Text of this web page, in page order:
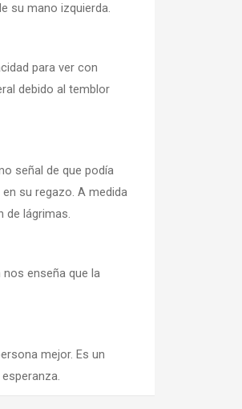
su mano izquierda.
para ver con
debido al temblor
señal de que podía
su regazo. A medida
de lágrimas.
enseña que la
mejor. Es un